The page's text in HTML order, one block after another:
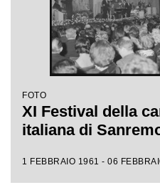
FOTO
XI Festival della
italiana di
1 FEBBRAIO 1961 - 06